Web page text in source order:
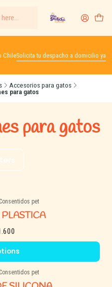
ChileSolicita tu despacho a domicilio ya
Accesorios para gatos
para gatos
para gatos
Consentidos pet
PLASTICA
Consentidos pet